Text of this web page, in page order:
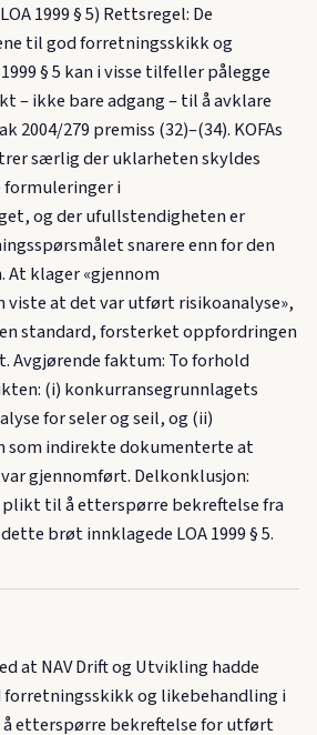
1999 § 5) Rettsregel: De
til god forretningsskikk og
§ 5 kan i visse tilfeller pålegge
– ikke bare adgang – til å avklare
2004/279 premiss (32)–(34). KOFAs
særlig der uklarheten skyldes
formuleringer i
og der ufullstendigheten er
snarere enn for den
At klager «gjennom
at det var utført risikoanalyse»,
standard, forsterket oppfordringen
Avgjørende faktum: To forhold
(i) konkurransegrunnlagets
for seler og seil, og (ii)
som indirekte dokumenterte at
gjennomført. Delkonklusjon:
plikt til å etterspørre bekreftelse fra
brøt innklagede LOA 1999 § 5.
at NAV Drift og Utvikling hadde
og likebehandling i
å etterspørre bekreftelse for utført